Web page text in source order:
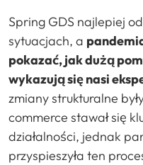
Spring GDS najlepiej
sytuacjach, a
pokazać, jak dużą
wykazują się nasi
zmiany strukturalne
commerce stawał się
działalności, jednak
przyspieszyła ten